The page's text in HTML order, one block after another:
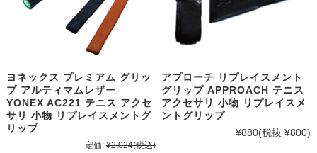
ヨネックス プレミアム グリッ
プ アルティマムレザー
YONEX AC221 テニス アクセ
サリ 小物 リプレイスメントグ
リップ
定価: ¥2,024(税込)
アプローチ リプレイスメント
グリップ APPROACH テニス
アクセサリ 小物 リプレイスメ
ントグリップ
¥880(税抜 ¥800)